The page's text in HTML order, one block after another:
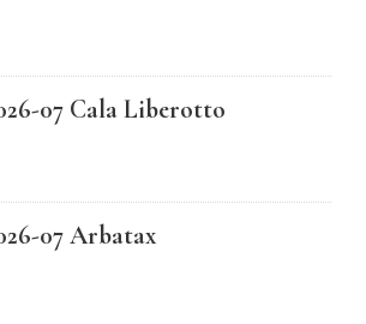
07 Cala Liberotto
07 Arbatax